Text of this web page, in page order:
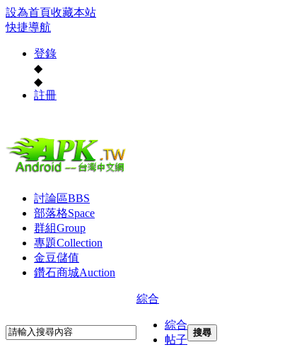
設為首頁收藏本站
快捷導航
登錄
◆
◆
註冊
討論區BBS
部落格Space
群組Group
專題Collection
金豆儲值
鑽石商城Auction
綜合
綜合
帖子
搜尋